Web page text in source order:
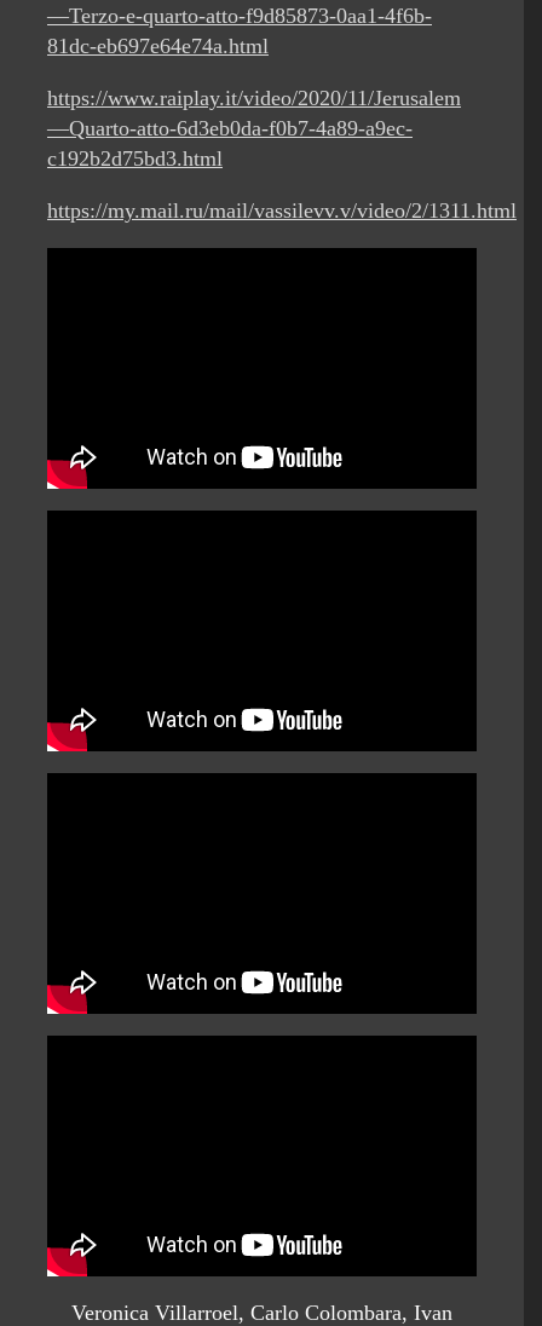
—Terzo-e-quarto-atto-f9d85873-0aa1-4f6b-
81dc-eb697e64e74a.html
https://www.raiplay.it/video/2020/11/Jerusalem
—Quarto-atto-6d3eb0da-f0b7-4a89-a9ec-
c192b2d75bd3.html
https://my.mail.ru/mail/vassilevv.v/video/2/1311.html
Veronica Villarroel, Carlo Colombara, Ivan